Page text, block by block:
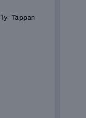
ly Tappan